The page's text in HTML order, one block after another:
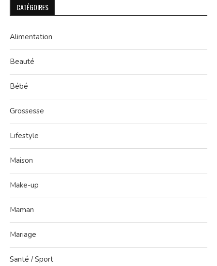
CATÉGOIRES
Alimentation
Beauté
Bébé
Grossesse
Lifestyle
Maison
Make-up
Maman
Mariage
Santé / Sport